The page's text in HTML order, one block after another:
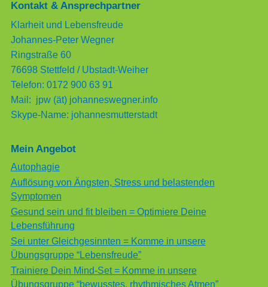
Kontakt & Ansprechpartner
Klarheit und Lebensfreude
Johannes-Peter Wegner
Ringstraße 60
76698 Stettfeld / Ubstadt-Weiher
Telefon: 0172 900 63 91
Mail: jpw (ät) johanneswegner.info
Skype-Name: johannesmutterstadt
Mein Angebot
Autophagie
Auflösung von Ängsten, Stress und belastenden
Symptomen
Gesund sein und fit bleiben = Optimiere Deine
Lebensführung
Sei unter Gleichgesinnten = Komme in unsere
Übungsgruppe “Lebensfreude”
Trainiere Dein Mind-Set = Komme in unsere
Übungsgruppe “bewusstes, rhythmisches Atmen”